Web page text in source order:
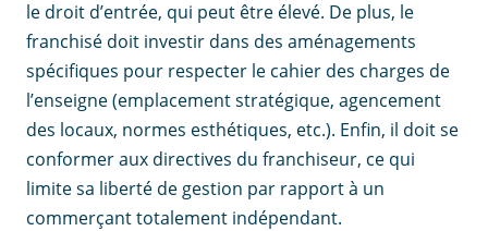
le droit d’entrée, qui peut être élevé. De plus, le
franchisé doit investir dans des aménagements
spécifiques pour respecter le cahier des charges de
l’enseigne (emplacement stratégique, agencement
des locaux, normes esthétiques, etc.). Enfin, il doit se
conformer aux directives du franchiseur, ce qui
limite sa liberté de gestion par rapport à un
commerçant totalement indépendant.